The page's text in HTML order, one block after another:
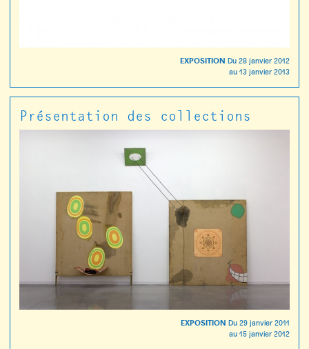
EXPOSITION Du 28 janvier 2012
au 13 janvier 2013
Présentation des collections
EXPOSITION Du 29 janvier 2011
au 15 janvier 2012